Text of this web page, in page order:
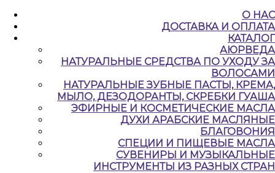
ЗАКРЫТЬ
О НАС
ДОСТАВКА И ОПЛАТА
КАТАЛОГ
АЮРВЕДА
НАТУРАЛЬНЫЕ CРЕДСТВА ПО УХОДУ ЗА
ВОЛОСАМИ
НАТУРАЛЬНЫЕ ЗУБНЫЕ ПАСТЫ, КРЕМА,
МЫЛО, ДЕЗОДОРАНТЫ, СКРЕБКИ ГУАША
ЭФИРНЫЕ И КОСМЕТИЧЕСКИЕ МАСЛА
ДУХИ АРАБСКИЕ МАСЛЯНЫЕ
БЛАГОВОНИЯ
СПЕЦИИ И ПИЩЕВЫЕ МАСЛА
СУВЕНИРЫ И МУЗЫКАЛЬНЫЕ
ИНСТРУМЕНТЫ ИЗ РАЗНЫХ СТРАН